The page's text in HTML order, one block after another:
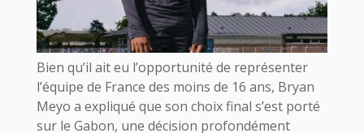
Bien qu’il ait eu l’opportunité de représenter
l’équipe de France des moins de 16 ans, Bryan
Meyo a expliqué que son choix final s’est porté
sur le Gabon, une décision profondément